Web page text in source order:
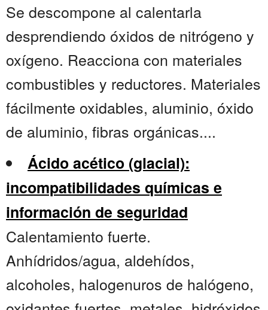
Se descompone al calentarla
desprendiendo óxidos de nitrógeno y
oxígeno. Reacciona con materiales
combustibles y reductores. Materiales
fácilmente oxidables, aluminio, óxido
de aluminio, fibras orgánicas....
Ácido acético (glacial):
incompatibilidades químicas e
información de seguridad
Calentamiento fuerte.
Anhídridos/agua, aldehídos,
alcoholes, halogenuros de halógeno,